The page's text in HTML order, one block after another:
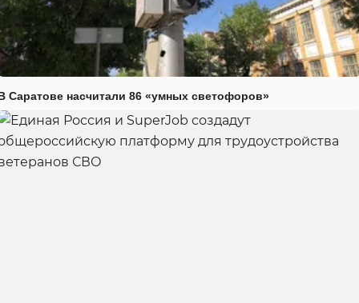
Саратове насчитали 86 «умных светофоров»